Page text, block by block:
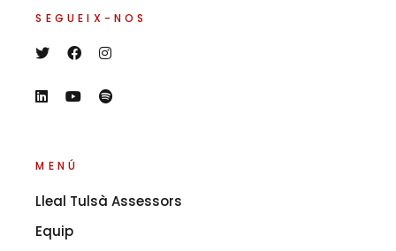
SEGUEIX-NOS
MENÚ
Lleal Tulsà Assessors
Equip